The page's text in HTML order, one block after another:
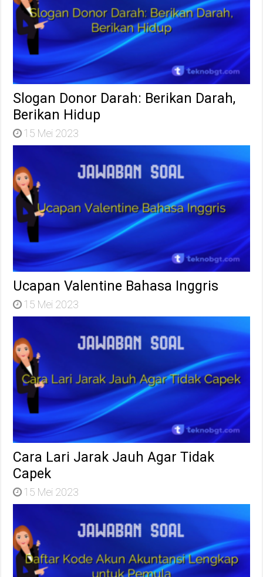
Slogan Donor Darah: Berikan Darah,
Berikan Hidup
15 Mei 2023
Ucapan Valentine Bahasa Inggris
15 Mei 2023
Cara Lari Jarak Jauh Agar Tidak
Capek
15 Mei 2023